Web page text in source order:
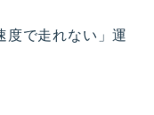
度で走れない」運